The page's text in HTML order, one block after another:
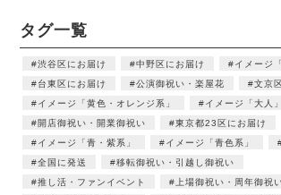
タグ一覧
渋谷区にお届け 中野区にお届け
イメージ
台東区にお届け
公演御祝い・楽屋花
文京
イメージ「黄色・オレンジ系」
イメージ「大人」
開店御祝い・開業御祝い
東京都23区にお届け
イメージ「青・紫系」
イメージ「青色系」
全国に発送
移転御祝い・引越し御祝い
推し活・ファンイベント
上場御祝い・周年御祝